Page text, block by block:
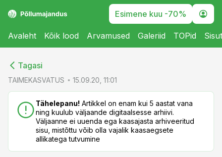
Esimene kuu -70%
Avaleht Kõik lood Arvamused Galeriid TOPid
Tagasi
TAIMEKASVATUS 15.09.20, 11:01
Tähelepanu! Artikkel on enam kui 5 aastat vana
ning kuulub väljaande digitaalsesse arhiivi.
Väljaanne ei uuenda ega kaasajasta arhiveeritud
sisu, mistõttu võib olla vajalik kaasaegsete
allikatega tutvumine